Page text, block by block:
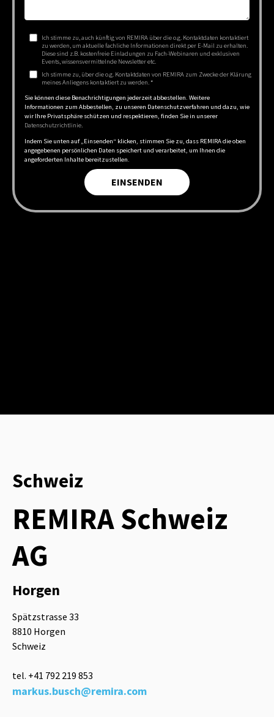
Ich stimme zu, auch künftig von REMIRA über die o.g. Kontaktdaten kontaktiert
zu werden, um aktuelle fachliche Informationen direkt per E-Mail zu erhalten.
Diese sind z.B. kostenfreie Einladungen zu Fach-Webinaren und exklusiven
Events, wissensvermittelnde Newsletter etc.
Ich stimme zu, über die o.g. Kontaktdaten von REMIRA zum Zwecke der Klärung
meines Anliegens kontaktiert zu werden.*
Sie können diese Benachrichtigungen jederzeit abbestellen. Weitere
Informationen zum Abbestellen, zu unseren Datenschutzverfahren und dazu, wie
wir Ihre Privatsphäre schützen und respektieren, finden Sie in unserer
Datenschutzrichtlinie.
Indem Sie unten auf „Einsenden“ klicken, stimmen Sie zu, dass REMIRA die oben
angegebenen persönlichen Daten speichert und verarbeitet, um Ihnen die
angeforderten Inhalte bereitzustellen.
Schweiz
REMIRA Schweiz
AG
Horgen
Spätzstrasse 33
8810 Horgen
Schweiz
tel. +41 792 219 853
markus.busch@remira.com